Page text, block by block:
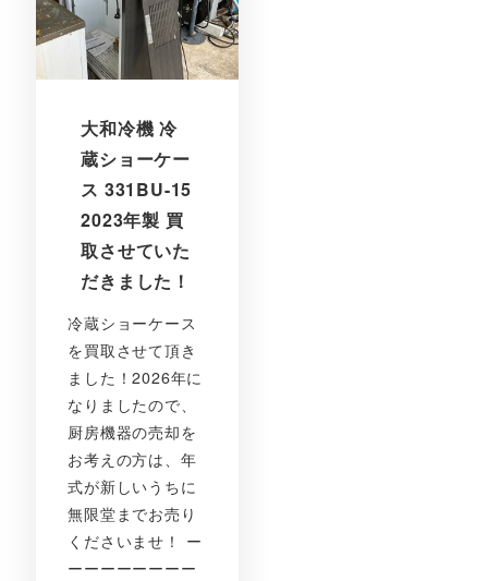
大和冷機 冷
蔵ショーケー
ス 331BU-15
2023年製 買
取させていた
だきました！
冷蔵ショーケース
を買取させて頂き
ました！2026年に
なりましたので、
厨房機器の売却を
お考えの方は、年
式が新しいうちに
無限堂までお売り
くださいませ！ ー
ーーーーーーーー